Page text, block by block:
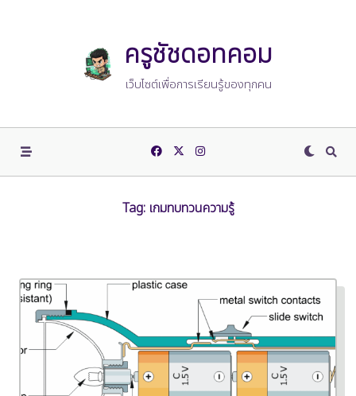
ครูชัชดอทคอม
เว็บไซต์เพื่อการเรียนรู้ของทุกคน
Tag: เกมทบทวนความรู้